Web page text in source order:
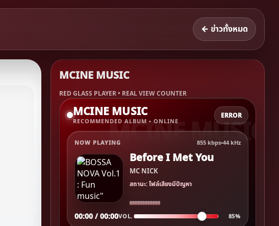
← ข่าวทั้งหมด
MCINE MUSIC
RED GLASS PLAYER • REAL VIEW COUNTER
MCINE MUSIC
RECOMMENDED ALBUM • ONLINE
ERROR
NOW PLAYING 855 kbps•44 kHz
Before I Met You
MC NICK
สถานะ: ไฟล์เสียงมีปัญหา
00:00 / 00:00VOL. 85%